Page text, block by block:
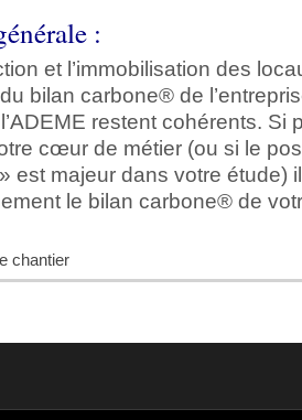
:
et l’immobilisation des
bilan carbone® de
restent cohérents. Si
cœur de métier (ou si le
est majeur dans votre étude)
le bilan carbone® de
chantier